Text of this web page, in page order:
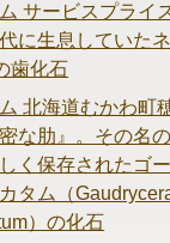
サービスプライ
に生息していた
歯化石
北海道むかわ
な肋』。その名
く保存されたゴ
タム（
）の化石